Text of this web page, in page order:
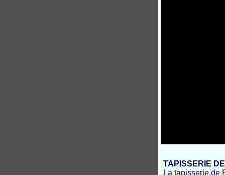
TAPISSERIE
La tapisserie de